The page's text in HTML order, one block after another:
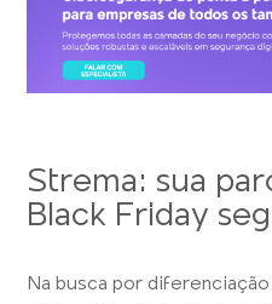
Strema: sua
Black Friday
Na busca por